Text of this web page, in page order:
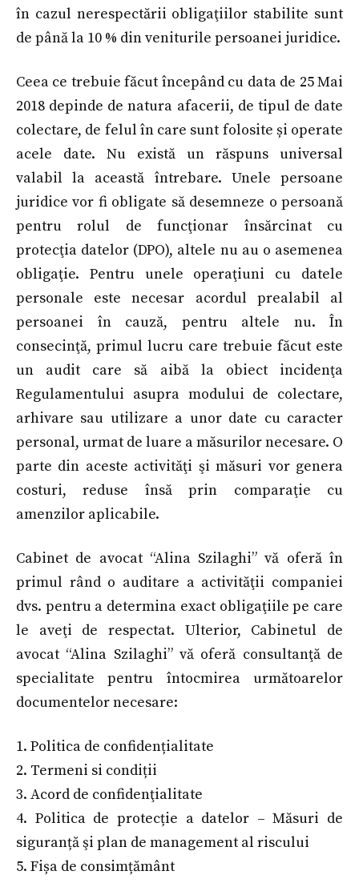
în cazul nerespectării obligaţiilor stabilite sunt
de până la 10 % din veniturile persoanei juridice.
Ceea ce trebuie făcut începând cu data de 25 Mai
2018 depinde de natura afacerii, de tipul de date
colectare, de felul în care sunt folosite și operate
acele date. Nu există un răspuns universal
valabil la această întrebare. Unele persoane
juridice vor fi obligate să desemneze o persoană
pentru rolul de funcţionar însărcinat cu
protecţia datelor (DPO), altele nu au o asemenea
obligaţie. Pentru unele operaţiuni cu datele
personale este necesar acordul prealabil al
persoanei în cauză, pentru altele nu. În
consecinţă, primul lucru care trebuie făcut este
un audit care să aibă la obiect incidenţa
Regulamentului asupra modului de colectare,
arhivare sau utilizare a unor date cu caracter
personal, urmat de luare a măsurilor necesare. O
parte din aceste activităţi şi măsuri vor genera
costuri, reduse însă prin comparaţie cu
amenzilor aplicabile.
Cabinet de avocat “Alina Szilaghi” vă oferă în
primul rând o auditare a activităţii companiei
dvs. pentru a determina exact obligaţiile pe care
le aveţi de respectat. Ulterior, Cabinetul de
avocat “Alina Szilaghi” vă oferă consultanţă de
specialitate pentru întocmirea următoarelor
documentelor necesare:
1. Politica de confidențialitate
2. Termeni si condiții
3. Acord de confidenţialitate
4. Politica de protecție a datelor – Măsuri de
siguranță şi plan de management al riscului
5. Fișa de consimțământ